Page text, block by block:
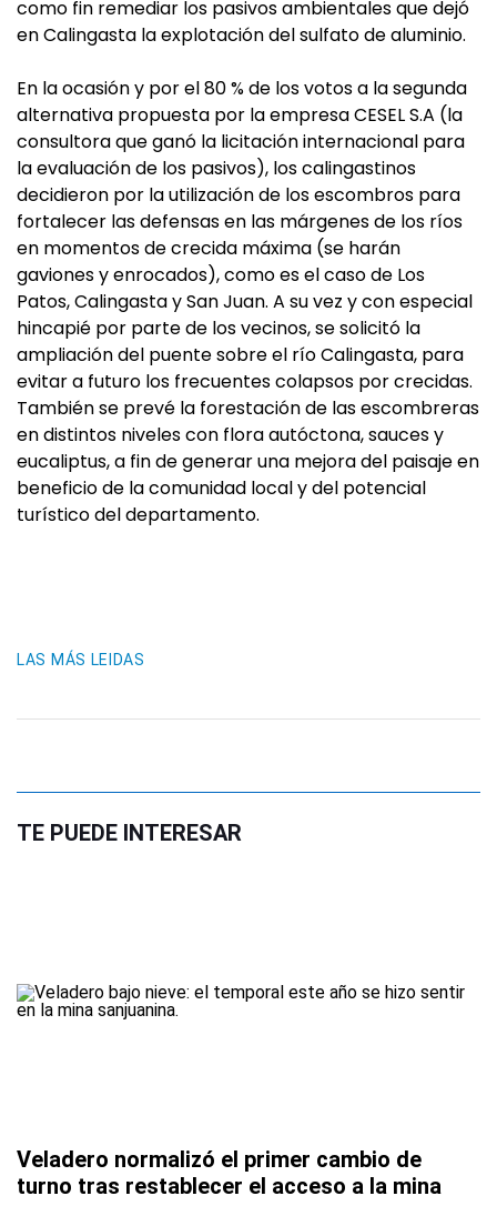
como fin remediar los pasivos ambientales que dejó
en Calingasta la explotación del sulfato de aluminio.
En la ocasión y por el 80 % de los votos a la segunda
alternativa propuesta por la empresa CESEL S.A (la
consultora que ganó la licitación internacional para
la evaluación de los pasivos), los calingastinos
decidieron por la utilización de los escombros para
fortalecer las defensas en las márgenes de los ríos
en momentos de crecida máxima (se harán
gaviones y enrocados), como es el caso de Los
Patos, Calingasta y San Juan. A su vez y con especial
hincapié por parte de los vecinos, se solicitó la
ampliación del puente sobre el río Calingasta, para
evitar a futuro los frecuentes colapsos por crecidas.
También se prevé la forestación de las escombreras
en distintos niveles con flora autóctona, sauces y
eucaliptus, a fin de generar una mejora del paisaje en
beneficio de la comunidad local y del potencial
turístico del departamento.
LAS MÁS LEIDAS
TE PUEDE INTERESAR
Veladero normalizó el primer cambio de
turno tras restablecer el acceso a la mina